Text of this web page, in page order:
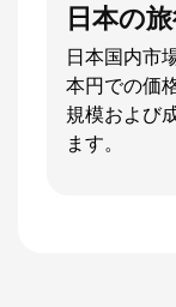
日本の
日本国内市
本円での価
規模および
ます。